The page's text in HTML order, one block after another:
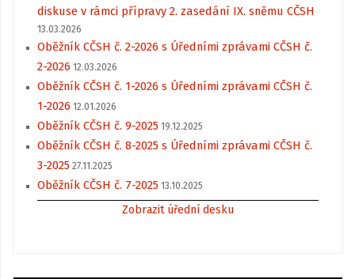
diskuse v rámci přípravy 2. zasedání IX. sněmu CČSH
13.03.2026
Oběžník CČSH č. 2-2026 s Úředními zprávami CČSH č.
2-2026 12.03.2026
Oběžník CČSH č. 1-2026 s Úředními zprávami CČSH č.
1-2026 12.01.2026
Oběžník CČSH č. 9-2025 19.12.2025
Oběžník CČSH č. 8-2025 s Úředními zprávami CČSH č.
3-2025 27.11.2025
Oběžník CČSH č. 7-2025 13.10.2025
Zobrazit úřední desku